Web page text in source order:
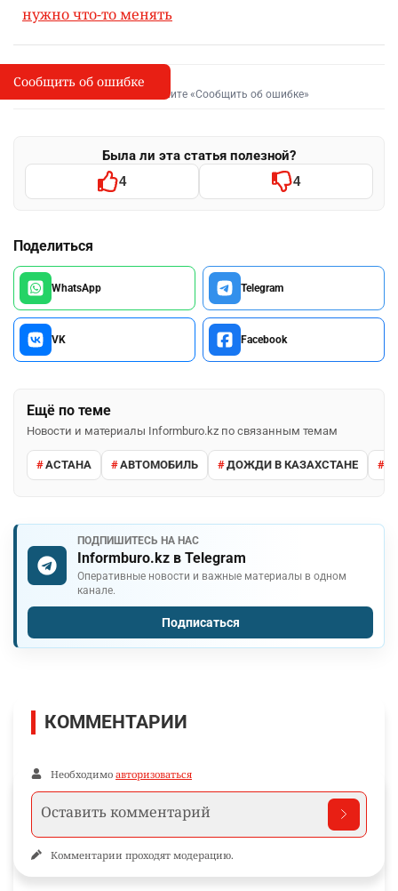
нужно что-то менять
I
Сообщить об опечатке
Выделите фрагмент и нажмите «Сообщить об ошибке»
Была ли эта статья полезной?
4 4
Поделиться
WhatsApp Telegram
VK Facebook
Ещё по теме
Новости и материалы Informburo.kz по связанным темам
АСТАНА АВТОМОБИЛЬ ДОЖДИ В КАЗАХСТАНЕ
ПОДПИШИТЕСЬ НА НАС
Informburo.kz в Telegram
Оперативные новости и важные материалы в одном
канале.
Подписаться
Сообщить об ошибке
КОММЕНТАРИИ
Необходимо авторизоваться
Комментарии проходят модерацию.